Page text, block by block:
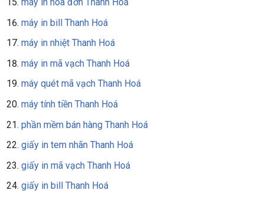
máy in bill Thanh Hoá
máy in nhiệt Thanh Hoá
máy in mã vạch Thanh Hoá
máy quét mã vạch Thanh Hoá
máy tính tiền Thanh Hoá
phần mềm bán hàng Thanh Hoá
giấy in tem nhãn Thanh Hoá
giấy in mã vạch Thanh Hoá
giấy in bill Thanh Hoá